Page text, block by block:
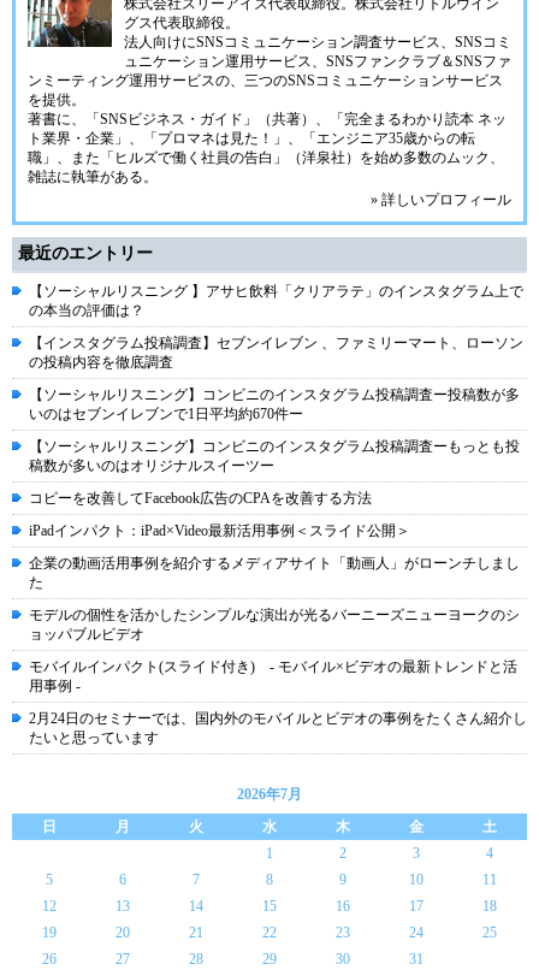
株式会社スリーアイズ代表取締役。株式会社リトルウイン
グス代表取締役。
法人向けにSNSコミュニケーション調査サービス、SNSコミ
ュニケーション運用サービス、SNSファンクラブ＆SNSファ
ンミーティング運用サービスの、三つのSNSコミュニケーションサービス
を提供。
著書に、「SNSビジネス・ガイド」（共著）、「完全まるわかり読本 ネッ
ト業界・企業」、「プロマネは見た！」、「エンジニア35歳からの転
職」、また「ヒルズで働く社員の告白」（洋泉社）を始め多数のムック、
雑誌に執筆がある。
» 詳しいプロフィール
最近のエントリー
【ソーシャルリスニング 】アサヒ飲料「クリアラテ」のインスタグラム上で
の本当の評価は？
【インスタグラム投稿調査】セブンイレブン 、ファミリーマート、ローソン
の投稿内容を徹底調査
【ソーシャルリスニング】コンビニのインスタグラム投稿調査ー投稿数が多
いのはセブンイレブンで1日平均約670件ー
【ソーシャルリスニング】コンビニのインスタグラム投稿調査ーもっとも投
稿数が多いのはオリジナルスイーツー
コピーを改善してFacebook広告のCPAを改善する方法
iPadインパクト：iPad×Video最新活用事例＜スライド公開＞
企業の動画活用事例を紹介するメディアサイト「動画人」がローンチしまし
た
モデルの個性を活かしたシンプルな演出が光るバーニーズニューヨークのシ
ョッパブルビデオ
モバイルインパクト(スライド付き) - モバイル×ビデオの最新トレンドと活
用事例 -
2月24日のセミナーでは、国内外のモバイルとビデオの事例をたくさん紹介し
たいと思っています
2026年7月
日
月 火 水 木 金
土
1
2 3
4
5
6 7 8 9 10
11
12
13 14 15 16 17
18
19
20 21 22 23 24
25
26
27 28 29 30 31